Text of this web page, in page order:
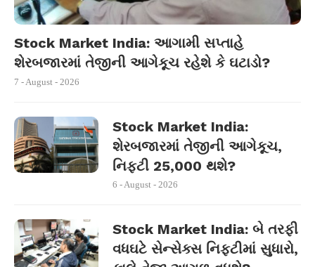
Stock Market India: આગામી સપ્તાહે
શેરબજારમાં તેજીની આગેકૂચ રહેશે કે ઘટાડો?
7 - August - 2026
Stock Market India:
શેરબજારમાં તેજીની આગેકૂચ,
નિફ્ટી 25,000 થશે?
6 - August - 2026
Stock Market India: બે તરફી
વધઘટે સેન્સેક્સ નિફ્ટીમાં સુધારો,